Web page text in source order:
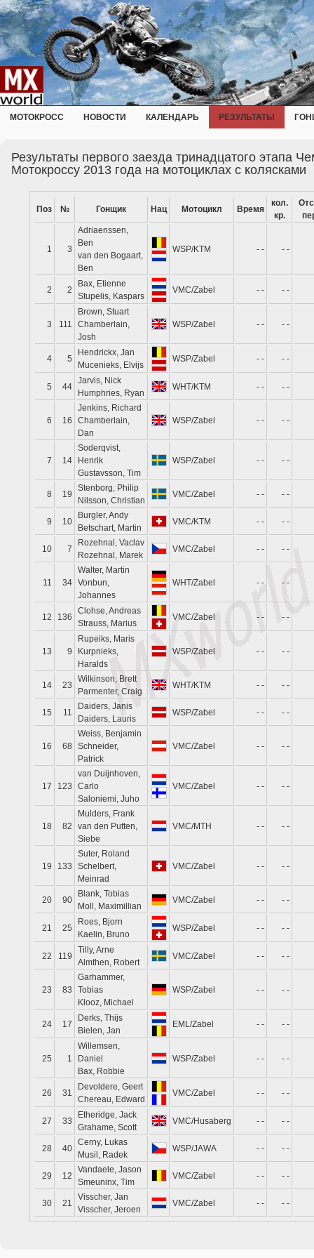
МОТОКРОСС НОВОСТИ КАЛЕНДАРЬ РЕЗУЛЬТАТЫ
Результаты первого заезда тринадцатого этапа
Мотокроссу 2013 года на мотоциклах с колясками
Поз № Гонщик Нац Мотоцикл Время
кол.
кр.
1 3
Adriaenssen,
Ben
van den Bogaart,
Ben
WSP/KTM - - - -
2 2
Bax, Etienne
Stupelis, Kaspars
VMC/Zabel - - - -
3 111
Brown, Stuart
Chamberlain,
Josh
WSP/Zabel - - - -
4 5
Hendrickx, Jan
Mucenieks, Elvijs
WSP/Zabel - - - -
5 44
Jarvis, Nick
Humphries, Ryan
WHT/KTM - - - -
6 16
Jenkins, Richard
Chamberlain,
Dan
WSP/Zabel - - - -
7 14
Soderqvist,
Henrik
Gustavsson, Tim
WSP/Zabel - - - -
8 19
Stenborg, Philip
Nilsson, Christian
VMC/Zabel - - - -
9 10
Burgler, Andy
Betschart, Martin
VMC/KTM - - - -
10 7
Rozehnal, Vaclav
Rozehnal, Marek
VMC/Zabel - - - -
11 34
Walter, Martin
Vonbun,
Johannes
WHT/Zabel - - - -
12 136
Clohse, Andreas
Strauss, Marius
VMC/Zabel - - - -
13 9
Rupeiks, Maris
Kurpnieks,
Haralds
WSP/Zabel - - - -
14 23
Wilkinson, Brett
Parmenter, Craig
WHT/KTM - - - -
15 11
Daiders, Janis
Daiders, Lauris
WSP/Zabel - - - -
16 68
Weiss, Benjamin
Schneider,
Patrick
VMC/Zabel - - - -
17 123
van Duijnhoven,
Carlo
Saloniemi, Juho
VMC/Zabel - - - -
18 82
Mulders, Frank
van den Putten,
Siebe
VMC/MTH - - - -
19 133
Suter, Roland
Schelbert,
Meinrad
VMC/Zabel - - - -
20 90
Blank, Tobias
Moll, Maximillian
VMC/Zabel - - - -
21 25
Roes, Bjorn
Kaelin, Bruno
WSP/Zabel - - - -
22 119
Tilly, Arne
Almthen, Robert
VMC/Zabel - - - -
23 83
Garhammer,
Tobias
Klooz, Michael
WSP/Zabel - - - -
24 17
Derks, Thijs
Bielen, Jan
EML/Zabel - - - -
25 1
Willemsen,
Daniel
Bax, Robbie
WSP/Zabel - - - -
26 31
Devoldere, Geert
Chereau, Edward
VMC/Zabel - - - -
27 33
Etheridge, Jack
Grahame, Scott
VMC/Husaberg - - - -
28 40
Cerny, Lukas
Musil, Radek
WSP/JAWA - - - -
29 12
Vandaele, Jason
Smeuninx, Tim
VMC/Zabel - - - -
30 21
Visscher, Jan
Visscher, Jeroen
VMC/Zabel - - - -